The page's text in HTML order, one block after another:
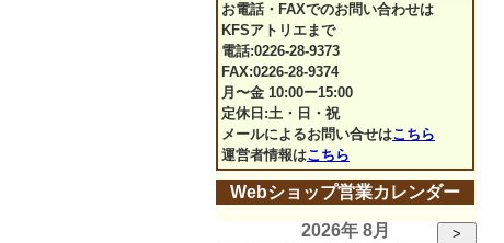
お電話・FAXでのお問い合わせは
KFSアトリエまで
電話:0226-28-9373
FAX:0226-28-9374
月〜金 10:00ー15:00
定休日:土・日・祝
メールによるお問い合せはこちら
運営者情報はこちら
Webショップ営業カレンダー
2026年 8月
>